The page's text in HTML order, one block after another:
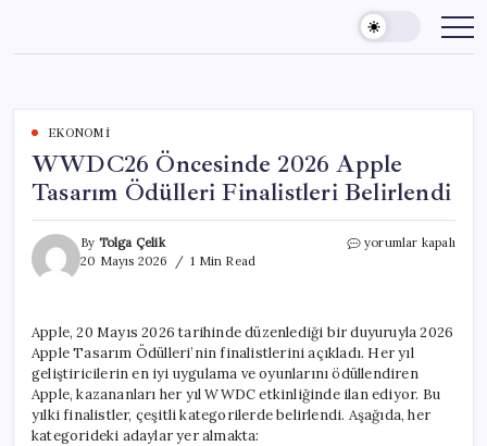
content
EKONOMI
WWDC26 Öncesinde 2026 Apple
Tasarım Ödülleri Finalistleri Belirlendi
By Tolga Çelik
20 Mayıs 2026
1 Min Read
WWDC26
Ödülleri
Finalistleri
Belirlendi
için
yorumlar kapalı
Apple, 20 Mayıs 2026 tarihinde düzenlediği bir duyuruyla 2026
Apple Tasarım Ödülleri’nin finalistlerini açıkladı. Her yıl
geliştiricilerin en iyi uygulama ve oyunlarını ödüllendiren
Apple, kazananları her yıl WWDC etkinliğinde ilan ediyor. Bu
yılki finalistler, çeşitli kategorilerde belirlendi. Aşağıda, her
kategorideki adaylar yer almakta: